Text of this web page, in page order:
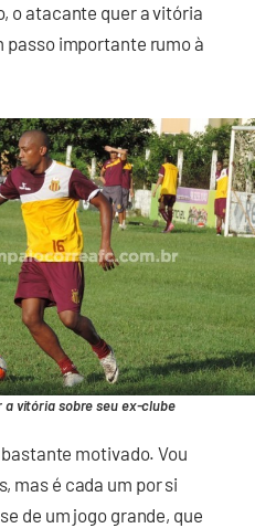
o atacante quer a vitória
passo importante rumo à
a vitória sobre seu ex-clube
motivado. Vou
mas é cada um por si
de um jogo grande, que